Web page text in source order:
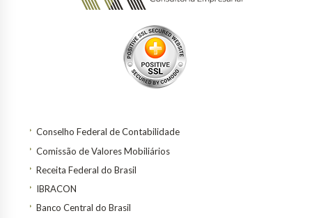
Conselho Federal de Contabilidade
Comissão de Valores Mobiliários
Receita Federal do Brasil
IBRACON
Banco Central do Brasil